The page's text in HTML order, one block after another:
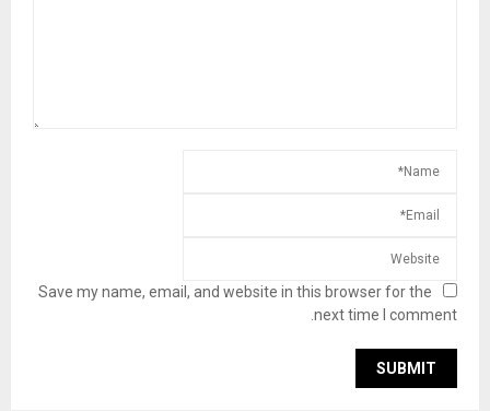
Save my name, email, and website in this browser for the
next time I comment.